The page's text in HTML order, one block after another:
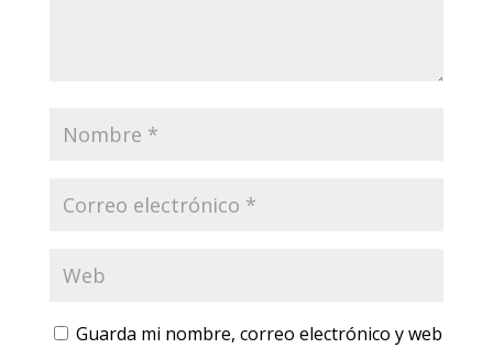
Guarda mi nombre, correo electrónico y web